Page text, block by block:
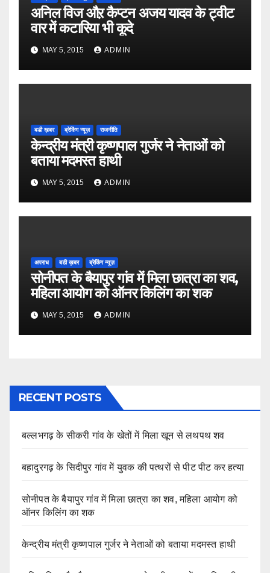
अनिल विज औऱ कैप्टन अजय यादव के ट्वीट
वार में कटारिया भी कूदे
MAY 5, 2015 ADMIN
बडी ख़बर ब्रेकिंग न्यूज़ राजनीति
केन्द्रीय मंत्री कृष्णपाल गुर्जर ने नेताओं को
बताया मदमस्त हाथी
MAY 5, 2015 ADMIN
अपराध बडी ख़बर ब्रेकिंग न्यूज़
सोनीपत के बैयापुर गांव में मिला छात्रा का शव,
महिला आयोग को ऑनर किलिंग का शक
MAY 5, 2015 ADMIN
RECENT POSTS
बल्लभगढ़ के सीकरी गांव के खेतों में मिला खून से लथपथ शव
बहादुरगढ़ के सिदीपुर गांव में युवक की पत्थरों से पीट पीट कर हत्या
सोनीपत के बैयापुर गांव में मिला छात्रा का शव, महिला आयोग को
ऑनर किलिंग का शक
केन्द्रीय मंत्री कृष्णपाल गुर्जर ने नेताओं को बताया मदमस्त हाथी